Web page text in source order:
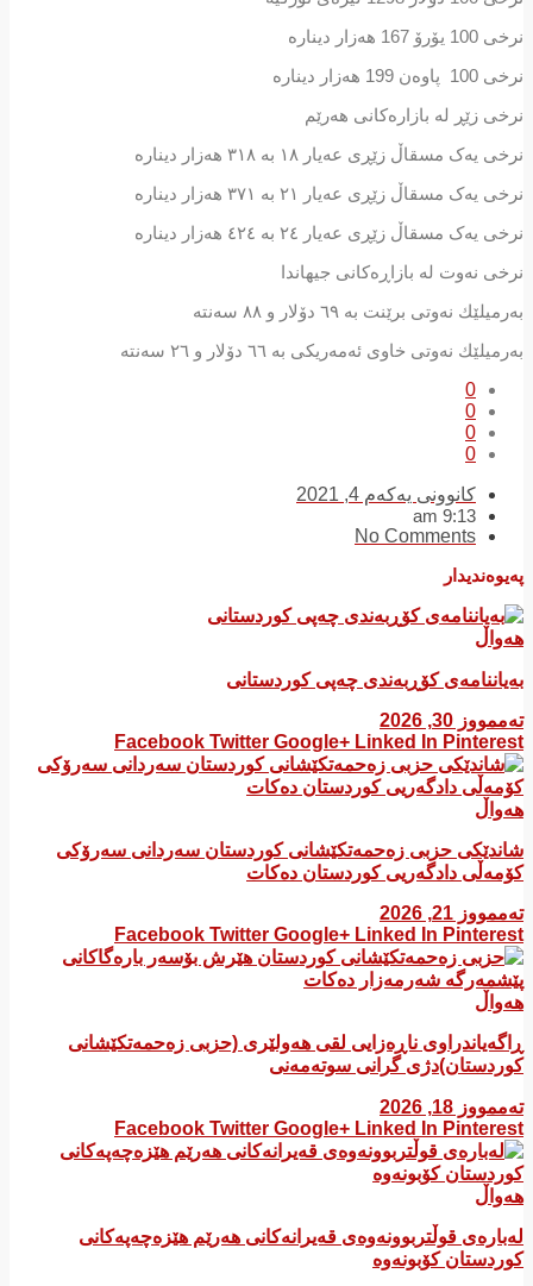
نرخی زێڕ لە بازارەکانی ھەرێم
نرخی یەک مسقاڵ زێڕی عەیار ١٨ بە ٣١٨ ھەزار دینارە
نرخی یەک مسقاڵ زێڕی عەیار ٢١ بە ٣٧١ ھەزار دینارە
نرخی یەک مسقاڵ زێڕی عەیار ٢٤ بە ٤٢٤ ھەزار دینارە
نرخی نەوت لە بازاڕەكانی جیهاندا
بەرمیلێك نەوتی برێنت بە ٦٩ دۆلار و ٨٨ سەنتە
بەرمیلێك نەوتی خاوی ئەمەریکی بە ٦٦ دۆلار و ٢٦ سەنتە
0
0
0
0
کانوونی یەکەم 4, 2021
9:13 am
No Comments
پەیوەندیدار
هەواڵ
بەیاننامەی کۆڕبەندی چەپی کوردستانی
تەممووز 30, 2026
Facebook Twitter Google+ Linked In Pinterest
هەواڵ
شاندێکی حزبی زەحمەتکێشانی کوردستان سەردانی سەرۆکی
کۆمەڵی دادگەریی کوردستان دەکات
تەممووز 21, 2026
Facebook Twitter Google+ Linked In Pinterest
هەواڵ
ڕاگەیاندراوی ناڕەزایی لقی هەولێری (حزبی زەحمەتکێشانی
کوردستان)دژی گرانی سوتەمەنی
تەممووز 18, 2026
Facebook Twitter Google+ Linked In Pinterest
هەواڵ
لەبارەی قوڵتربوونەوەی قەیرانەكانی هەرێم هێزەچەپەكانی
كوردستان كۆبونەوە